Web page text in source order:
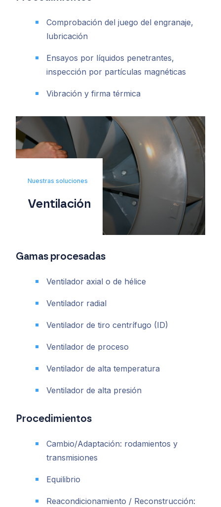
Comprobación del juego del engranaje,
lubricación
Ensayos por líquidos penetrantes,
inspección por partículas magnéticas
Vibración y firma térmica
Nuestras soluciones
Ventilación
Gamas procesadas
Ventilador axial o de hélice
Ventilador radial
Ventilador de tiro centrífugo (ID)
Ventilador de proceso
Ventilador de alta temperatura
Ventilador de alta presión
Procedimientos
Cambio/Adaptación: rodamientos y
transmisiones
Equilibrio
Reacondicionamiento / Reconstrucción: